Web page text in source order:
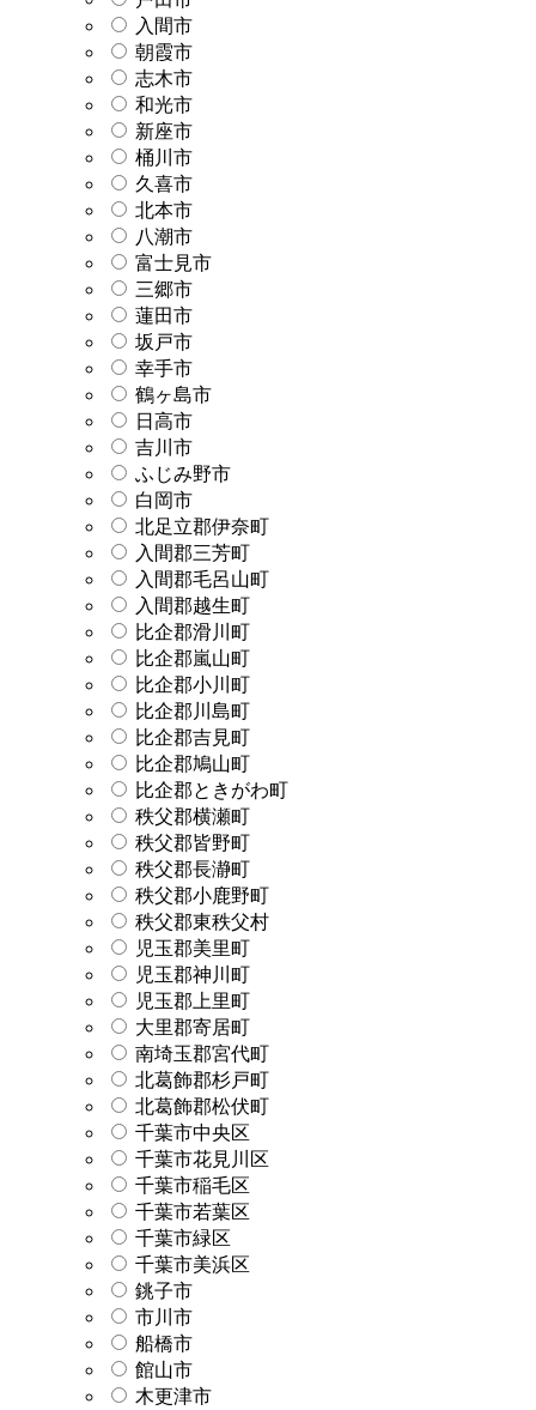
入間市
朝霞市
志木市
和光市
新座市
桶川市
久喜市
北本市
八潮市
富士見市
三郷市
蓮田市
坂戸市
幸手市
鶴ヶ島市
日高市
吉川市
ふじみ野市
白岡市
北足立郡伊奈町
入間郡三芳町
入間郡毛呂山町
入間郡越生町
比企郡滑川町
比企郡嵐山町
比企郡小川町
比企郡川島町
比企郡吉見町
比企郡鳩山町
比企郡ときがわ町
秩父郡横瀬町
秩父郡皆野町
秩父郡長瀞町
秩父郡小鹿野町
秩父郡東秩父村
児玉郡美里町
児玉郡神川町
児玉郡上里町
大里郡寄居町
南埼玉郡宮代町
北葛飾郡杉戸町
北葛飾郡松伏町
千葉市中央区
千葉市花見川区
千葉市稲毛区
千葉市若葉区
千葉市緑区
千葉市美浜区
銚子市
市川市
船橋市
館山市
木更津市